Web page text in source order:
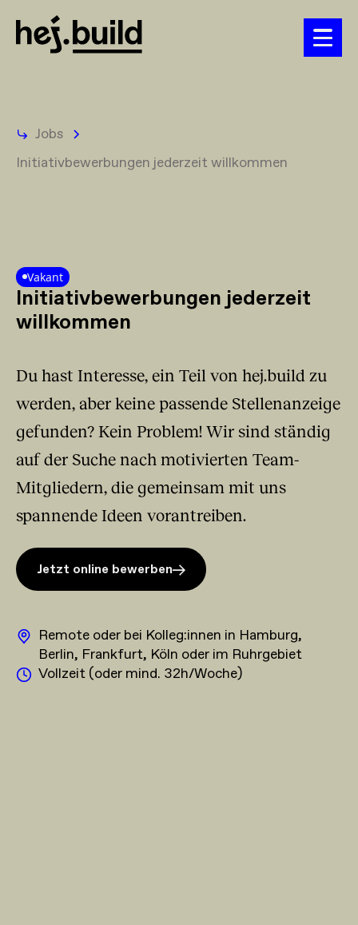
Jobs
Initiativbewerbungen jederzeit willkommen
Vakant
Initiativbewerbungen jederzeit
willkommen
Du hast Interesse, ein Teil von hej.build zu
werden, aber keine passende Stellenanzeige
gefunden? Kein Problem! Wir sind ständig
auf der Suche nach motivierten Team-
Mitgliedern, die gemeinsam mit uns
spannende Ideen vorantreiben.
Jetzt online bewerben
Remote oder bei Kolleg:innen in Hamburg,
Berlin, Frankfurt, Köln oder im Ruhrgebiet
Vollzeit (oder mind. 32h/Woche)